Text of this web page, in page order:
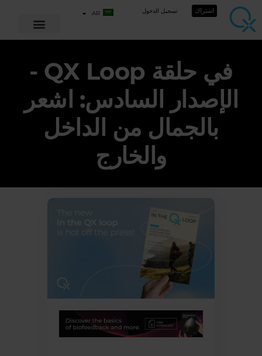
اشتراك تسجيل الدخول AR
في حلقة QX Loop -
الإصدار السادس: اشعر
بالجمال من الداخل
والخارج